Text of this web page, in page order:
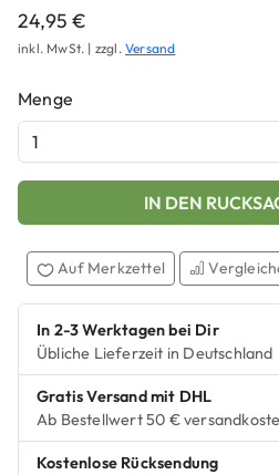
24,95€
inkl. MwSt. | zzgl. Versand
Menge
IN DEN
Add this product to your
Auf Merkzettel
In 2-3 Werktagen bei Dir
Übliche Lieferzeit in Deutschland
Gratis Versand mit DHL
Ab Bestellwert 50 €
Kostenlose Rücksendung